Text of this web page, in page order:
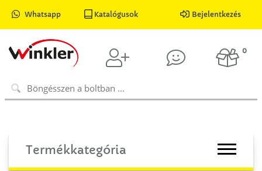
Whatsapp Katalógusok Bejelentkezés
0
Termékkategória